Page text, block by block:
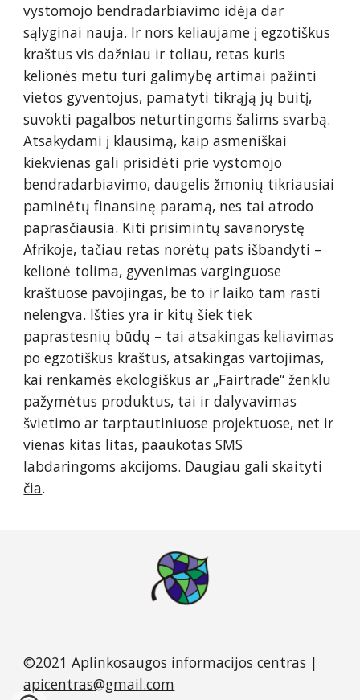
vystomojo bendradarbiavimo idėja dar
sąlyginai nauja. Ir nors keliaujame į egzotiškus
kraštus vis dažniau ir toliau, retas kuris
kelionės metu turi galimybę artimai pažinti
vietos gyventojus, pamatyti tikrąją jų buitį,
suvokti pagalbos neturtingoms šalims svarbą.
Atsakydami į klausimą, kaip asmeniškai
kiekvienas gali prisidėti prie vystomojo
bendradarbiavimo, daugelis žmonių tikriausiai
paminėtų finansinę paramą, nes tai atrodo
paprasčiausia. Kiti prisimintų savanorystę
Afrikoje, tačiau retas norėtų pats išbandyti –
kelionė tolima, gyvenimas varginguose
kraštuose pavojingas, be to ir laiko tam rasti
nelengva. Išties yra ir kitų šiek tiek
paprastesnių būdų – tai atsakingas keliavimas
po egzotiškus kraštus, atsakingas vartojimas,
kai renkamės ekologiškus ar „Fairtrade“ ženklu
pažymėtus produktus, tai ir dalyvavimas
švietimo ar tarptautiniuose projektuose, net ir
vienas kitas litas, paaukotas SMS
čia.
©2021 Aplinkosaugos informacijos centras |
apicentras@gmail.com